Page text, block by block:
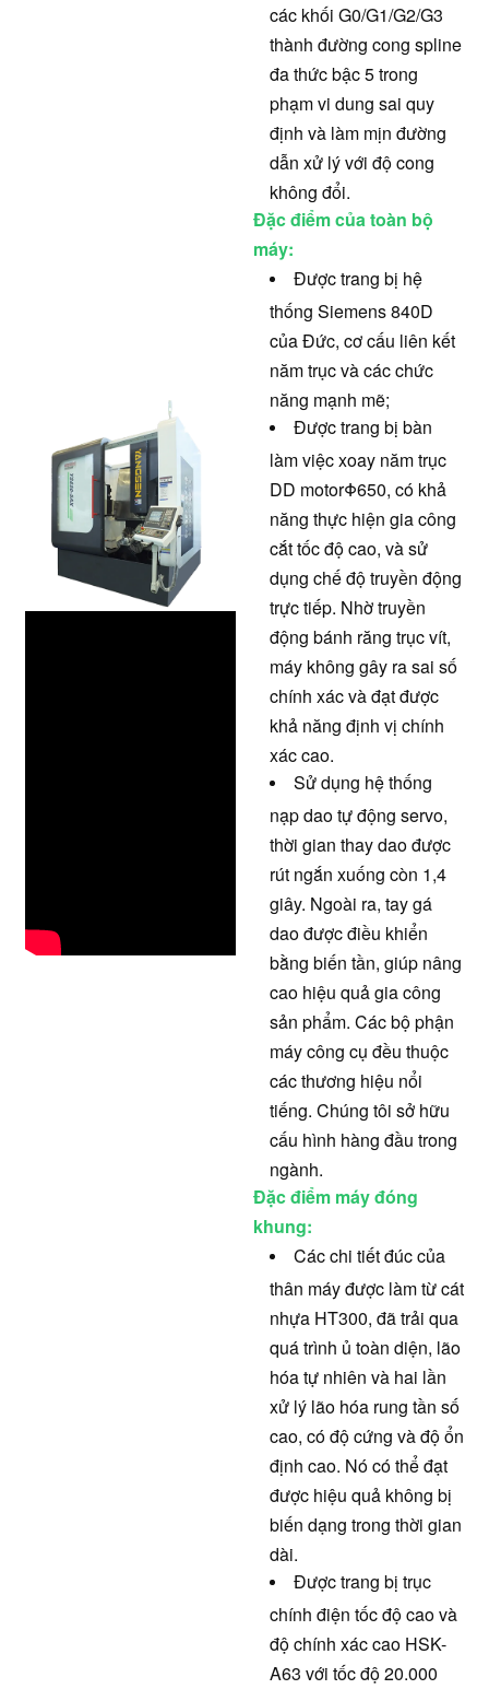
các khối G0/G1/G2/G3
thành đường cong spline
đa thức bậc 5 trong
phạm vi dung sai quy
định và làm mịn đường
dẫn xử lý với độ cong
không đổi.
Đặc điểm của toàn bộ
máy:
Được trang bị hệ
thống Siemens 840D
của Đức, cơ cấu liên kết
năm trục và các chức
năng mạnh mẽ;
Được trang bị bàn
làm việc xoay năm trục
DD motorΦ650, có khả
năng thực hiện gia công
cắt tốc độ cao, và sử
dụng chế độ truyền động
trực tiếp. Nhờ truyền
động bánh răng trục vít,
máy không gây ra sai số
chính xác và đạt được
khả năng định vị chính
xác cao.
Sử dụng hệ thống
nạp dao tự động servo,
thời gian thay dao được
rút ngắn xuống còn 1,4
giây. Ngoài ra, tay gá
dao được điều khiển
bằng biến tần, giúp nâng
cao hiệu quả gia công
sản phẩm. Các bộ phận
máy công cụ đều thuộc
các thương hiệu nổi
tiếng. Chúng tôi sở hữu
cấu hình hàng đầu trong
ngành.
Đặc điểm máy đóng
khung:
Các chi tiết đúc của
thân máy được làm từ cát
nhựa HT300, đã trải qua
quá trình ủ toàn diện, lão
hóa tự nhiên và hai lần
xử lý lão hóa rung tần số
cao, có độ cứng và độ ổn
định cao. Nó có thể đạt
được hiệu quả không bị
biến dạng trong thời gian
dài.
Được trang bị trục
chính điện tốc độ cao và
độ chính xác cao HSK-
A63 với tốc độ 20.000